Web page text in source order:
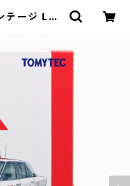
テージ LV-
| よろずや